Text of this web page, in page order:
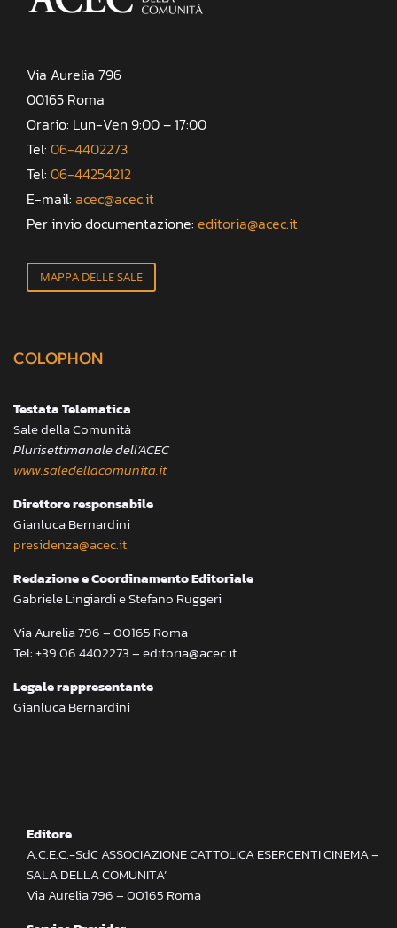
Via Aurelia 796
00165 Roma
Orario: Lun-Ven 9:00 – 17:00
Tel: 06-4402273
Tel: 06-44254212
E-mail: acec@acec.it
Per invio documentazione: editoria@acec.it
MAPPA DELLE SALE
COLOPHON
Testata Telematica
Sale della Comunità
Plurisettimanale dell’ACEC
www.saledellacomunita.it
Direttore responsabile
Gianluca Bernardini
presidenza@acec.it
Redazione e Coordinamento Editoriale
Gabriele Lingiardi e Stefano Ruggeri
Via Aurelia 796 – 00165 Roma
Tel: +39.06.4402273 – editoria@acec.it
Legale rappresentante
Gianluca Bernardini
Editore
A.C.E.C.-SdC ASSOCIAZIONE CATTOLICA ESERCENTI CINEMA –
SALA DELLA COMUNITA’
Via Aurelia 796 – 00165 Roma